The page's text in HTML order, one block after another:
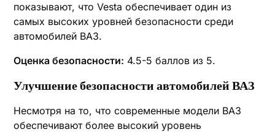
показывают, что Vesta обеспечивает один из
самых высоких уровней безопасности среди
автомобилей ВАЗ.
Оценка безопасности: 4.5-5 баллов из 5.
Улучшение безопасности автомобилей ВАЗ
Несмотря на то, что современные модели ВАЗ
обеспечивают более высокий уровень